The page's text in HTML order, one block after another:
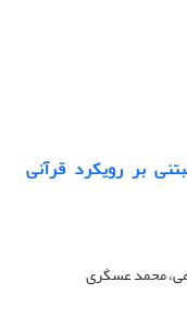
بر رویکرد قرآنی
محمد عسگری